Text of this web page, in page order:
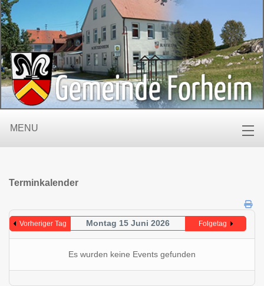
MENU
Terminkalender
Vorheriger Tag Montag 15 Juni 2026 Folgetag
Es wurden keine Events gefunden